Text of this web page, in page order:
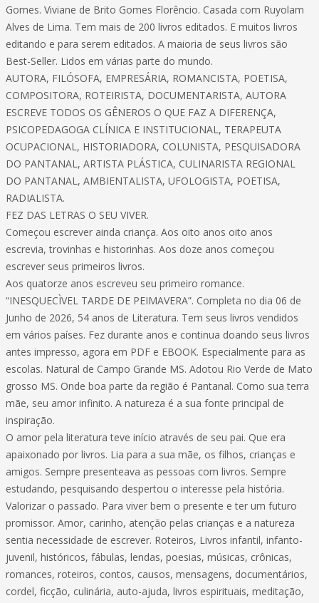
Gomes. Viviane de Brito Gomes Florêncio. Casada com Ruyolam
Alves de Lima. Tem mais de 200 livros editados. E muitos livros
editando e para serem editados. A maioria de seus livros são
Best-Seller. Lidos em várias parte do mundo.
AUTORA, FILÓSOFA, EMPRESÁRIA, ROMANCISTA, POETISA,
COMPOSITORA, ROTEIRISTA, DOCUMENTARISTA, AUTORA
ESCREVE TODOS OS GÊNEROS O QUE FAZ A DIFERENÇA,
PSICOPEDAGOGA CLÍNICA E INSTITUCIONAL, TERAPEUTA
OCUPACIONAL, HISTORIADORA, COLUNISTA, PESQUISADORA
DO PANTANAL, ARTISTA PLÁSTICA, CULINARISTA REGIONAL
DO PANTANAL, AMBIENTALISTA, UFOLOGISTA, POETISA,
RADIALISTA.
FEZ DAS LETRAS O SEU VIVER.
Começou escrever ainda criança. Aos oito anos oito anos
escrevia, trovinhas e historinhas. Aos doze anos começou
escrever seus primeiros livros.
Aos quatorze anos escreveu seu primeiro romance.
“INESQUECÌVEL TARDE DE PEIMAVERA”. Completa no dia 06 de
Junho de 2026, 54 anos de Literatura. Tem seus livros vendidos
em vários países. Fez durante anos e continua doando seus livros
antes impresso, agora em PDF e EBOOK. Especialmente para as
escolas. Natural de Campo Grande MS. Adotou Rio Verde de Mato
grosso MS. Onde boa parte da região é Pantanal. Como sua terra
mãe, seu amor infinito. A natureza é a sua fonte principal de
inspiração.
O amor pela literatura teve início através de seu pai. Que era
apaixonado por livros. Lia para a sua mãe, os filhos, crianças e
amigos. Sempre presenteava as pessoas com livros. Sempre
estudando, pesquisando despertou o interesse pela história.
Valorizar o passado. Para viver bem o presente e ter um futuro
promissor. Amor, carinho, atenção pelas crianças e a natureza
sentia necessidade de escrever. Roteiros, Livros infantil, infanto-
juvenil, históricos, fábulas, lendas, poesias, músicas, crônicas,
romances, roteiros, contos, causos, mensagens, documentários,
cordel, ficção, culinária, auto-ajuda, livros espirituais, meditação,